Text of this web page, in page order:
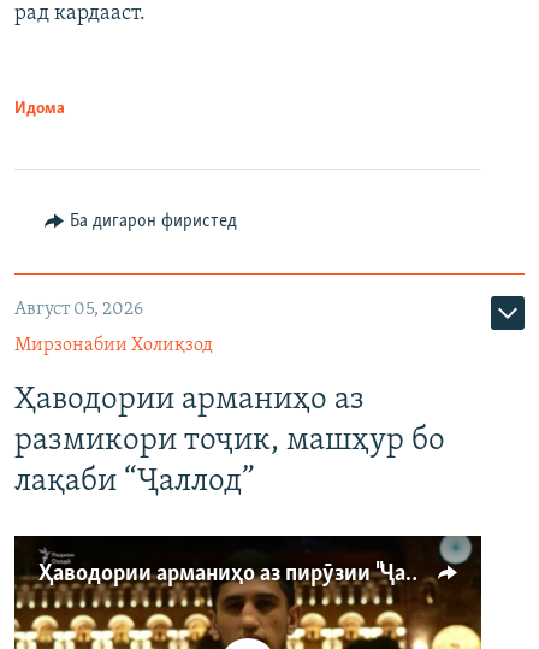
рад кардааст.
Идома
Ба дигарон фиристед
Август 05, 2026
Мирзонабии Холиқзод
Ҳаводории арманиҳо аз
размикори тоҷик, машҳур бо
лақаби “Ҷаллод”
Ҳаводории арманиҳо аз пирӯзии "Ҷаллод"-и тоҷик